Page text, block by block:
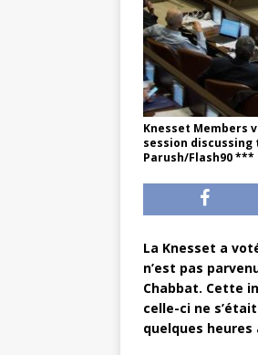
Knesset Members
session discussing
Parush/Flash90
La Knesset a
n’est pas
Chabbat. Cette
celle-ci ne
quelques heures